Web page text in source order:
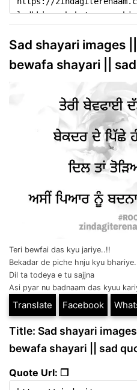
Sad shayari images
bewafa shayari ||
Teri bewfai das kyu jariye..!!
Bekadar de piche hnju kyu
Dil ta todeya e tu sajjna
Asi pyar nu badnaam das kyuu
Translate Facebook
Title: Sad shayari
bewafa shayari || sad
Quote Url: ❐